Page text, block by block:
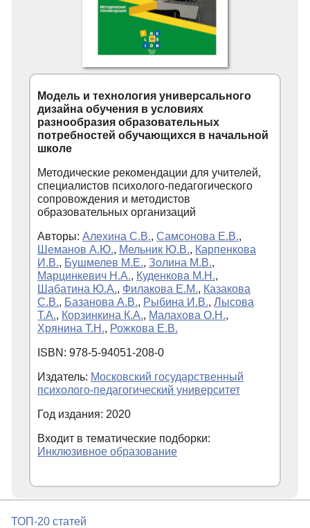
Модель и технология универсального
дизайна обучения в условиях
разнообразия образовательных
потребностей обучающихся в начальной
школе
Методические рекомендации для учителей,
специалистов психолого-педагогического
сопровождения и методистов
образовательных организаций
Авторы: Алехина С.В., Самсонова Е.В.,
Шеманов А.Ю., Мельник Ю.В., Карпенкова
И.В., Бушмелев М.Е., Золина М.В.,
Марцинкевич Н.А., Куденкова М.Н.,
Шабатина Ю.А., Филакова Е.М., Казакова
С.В., Базанова А.В., Рыбина И.В., Лысова
Т.А., Корзинкина К.А., Малахова О.Н.,
Хрянина Т.Н., Рожкова Е.В.
ISBN: 978-5-94051-208-0
Издатель: Московский государственный
психолого-педагогический университет
Год издания: 2020
Входит в тематические подборки:
Инклюзивное образование
ТОП-20 статей